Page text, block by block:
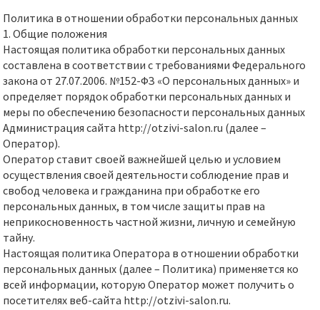
Политика в отношении обработки персональных данных
1. Общие положения
Настоящая политика обработки персональных данных
составлена в соответствии с требованиями Федерального
закона от 27.07.2006. №152-ФЗ «О персональных данных» и
определяет порядок обработки персональных данных и
меры по обеспечению безопасности персональных данных
Администрация сайта http://otzivi-salon.ru (далее –
Оператор).
Оператор ставит своей важнейшей целью и условием
осуществления своей деятельности соблюдение прав и
свобод человека и гражданина при обработке его
персональных данных, в том числе защиты прав на
неприкосновенность частной жизни, личную и семейную
тайну.
Настоящая политика Оператора в отношении обработки
персональных данных (далее – Политика) применяется ко
всей информации, которую Оператор может получить о
посетителях веб-сайта http://otzivi-salon.ru.